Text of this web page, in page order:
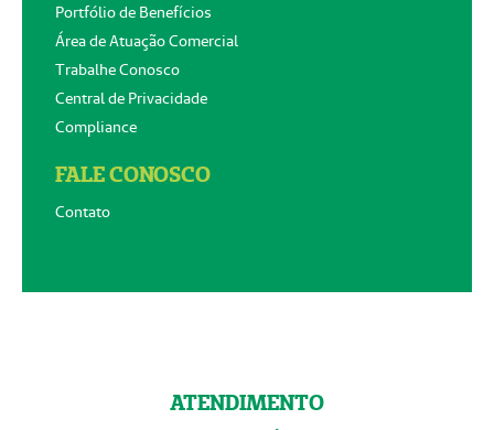
Portfólio de Benefícios
Área de Atuação Comercial
Trabalhe Conosco
Central de Privacidade
Compliance
FALE CONOSCO
Contato
ATENDIMENTO